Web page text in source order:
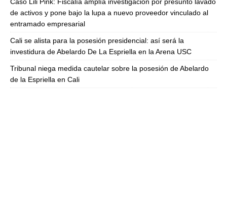
de activos y pone bajo la lupa a nuevo proveedor vinculado al
entramado empresarial
Cali se alista para la posesión presidencial: así será la
investidura de Abelardo De La Espriella en la Arena USC
Tribunal niega medida cautelar sobre la posesión de Abelardo
de la Espriella en Cali